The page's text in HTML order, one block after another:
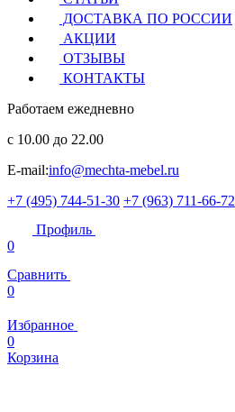
ДОСТАВКА ПО РОССИИ
АКЦИИ
ОТЗЫВЫ
КОНТАКТЫ
Работаем ежедневно
с 10.00 до 22.00
E-mail:info@mechta-mebel.ru
+7 (495) 744-51-30 +7 (963) 711-66-72
Профиль
0
Сравнить
0
Избранное
0
Корзина